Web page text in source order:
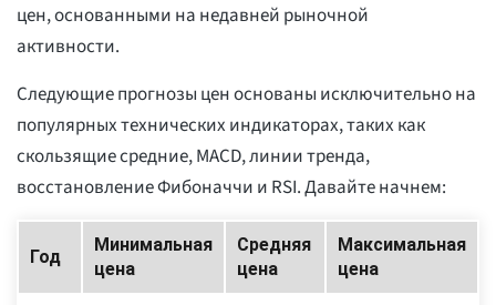
цен, основанными на недавней рыночной
активности.
Следующие прогнозы цен основаны исключительно на
популярных технических индикаторах, таких как
скользящие средние, MACD, линии тренда,
восстановление Фибоначчи и RSI. Давайте начнем:
Год
Минимальная
цена
Средняя
цена
Максимальная
цена